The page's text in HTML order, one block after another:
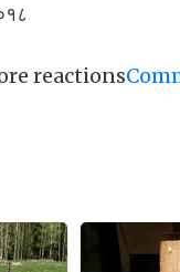
reactions